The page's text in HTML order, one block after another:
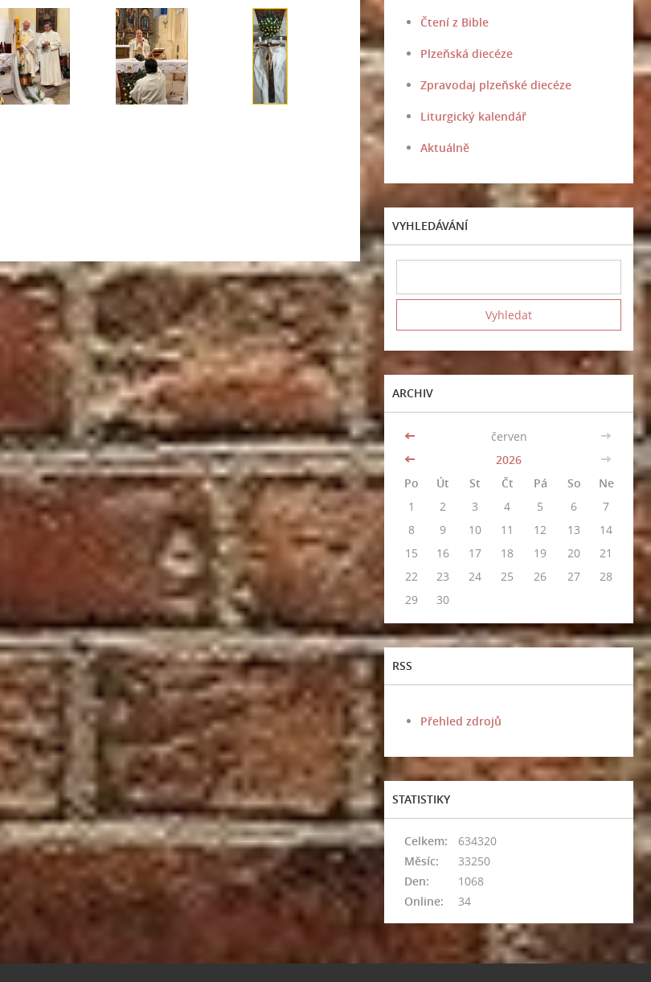
Čtení z Bible
Plzeňská diecéze
Zpravodaj plzeňské diecéze
Liturgický kalendář
Aktuálně
VYHLEDÁVÁNÍ
ARCHIV
<< červen
>>
<<
2026
>>
Po
Út St Čt Pá So
Ne
1
2 3 4 5 6
7
8
9 10 11 12 13
14
15
16 17 18 19 20
21
22
23 24 25 26 27
28
29
30
RSS
Přehled zdrojů
STATISTIKY
Online: 34
Celkem:
634320
Měsíc:
33250
Den:
1068